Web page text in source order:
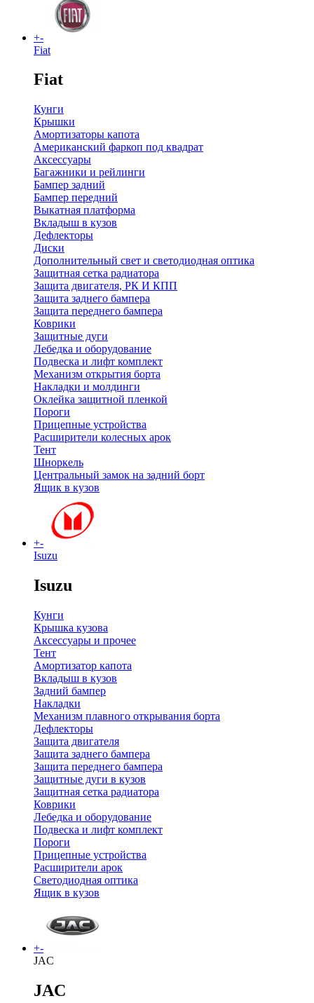
+-
Fiat
Fiat
Кунги
Крышки
Амортизаторы капота
Американский фаркоп под квадрат
Аксессуары
Багажники и рейлинги
Бампер задний
Бампер передний
Выкатная платформа
Вкладыш в кузов
Дефлекторы
Диски
Дополнительный свет и светодиодная оптика
Защитная сетка радиатора
Защита двигателя, РК И КПП
Защита заднего бампера
Защита переднего бампера
Коврики
Защитные дуги
Лебедка и оборудование
Подвеска и лифт комплект
Механизм открытия борта
Накладки и молдинги
Оклейка защитной пленкой
Пороги
Прицепные устройства
Расширители колесных арок
Тент
Шноркель
Центральный замок на задний борт
Ящик в кузов
+-
Isuzu
Isuzu
Кунги
Крышка кузова
Аксессуары и прочее
Тент
Амортизатор капота
Вкладыш в кузов
Задний бампер
Накладки
Механизм плавного открывания борта
Дефлекторы
Защита двигателя
Защита заднего бампера
Защита переднего бампера
Защитные дуги в кузов
Защитная сетка радиатора
Коврики
Лебедка и оборудование
Подвеска и лифт комплект
Пороги
Прицепные устройства
Расширители арок
Светодиодная оптика
Ящик в кузов
+-
JAC
JAC